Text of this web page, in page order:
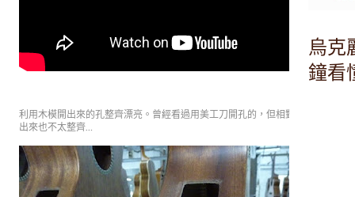
利用木模開出來的孔整齊漂亮。曾經看過用美工刀開孔的，但相對費時，割
出來也不太整齊…
烏克
鐘看